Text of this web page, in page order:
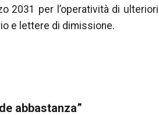
2031 per l’operatività di ulteriori
e lettere di dimissione.
abbastanza”